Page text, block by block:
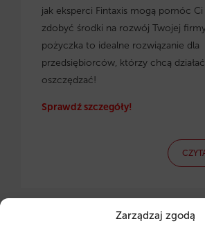
Zarządzaj zgodą
jak eksperci Fintaxis mogą pomóc
zdobyć środki na rozwój Twojej
pożyczka to idealne rozwiązanie dla
przedsiębiorców, którzy chcą
oszczędzać!
Sprawdź szczegóły!